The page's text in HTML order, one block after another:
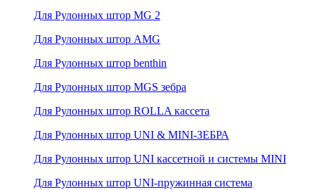
Для Рулонных штор MG 2
Для Рулонных штор AMG
Для Рулонных штор benthin
Для Рулонных штор MGS зебра
Для Рулонных штор ROLLA кассета
Для Рулонных штор UNI & MINI-ЗЕБРА
Для Рулонных штор UNI кассетной и системы MINI
Для Рулонных штор UNI-пружинная система